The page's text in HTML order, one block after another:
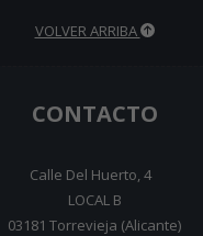
VOLVER ARRIBA
CONTACTO
Calle Del Huerto, 4
LOCAL B
03181 Torrevieja (Alicante)